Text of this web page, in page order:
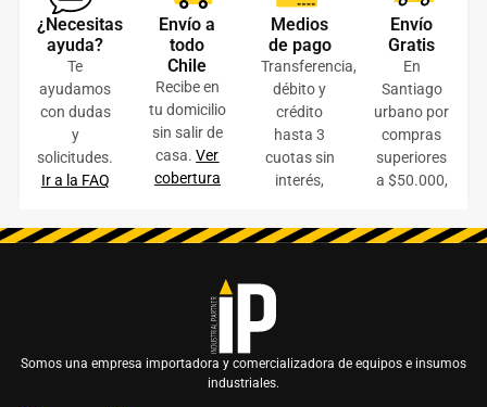
Lockers Metálico Industrial 2 cuerpos 2 puertas
$129.000 + IVA
AÑADIR AL CARRITO
COTIZAR ONLINE
¿Necesitas
ayuda?
Te
ayudamos
con dudas
y
solicitudes.
Ir a la FAQ
Envío a
todo
Chile
Recibe en
tu domicilio
sin salir de
casa.Ver
cobertura
Medios
de pago
Transferencia,
débito y
crédito
hasta 3
cuotas sin
interés,
Envío
Gratis
En
Santiago
urbano por
compras
superiores
a $50.000,
Somos una empresa importadora y comercializadora de equipos e insumos
industriales.